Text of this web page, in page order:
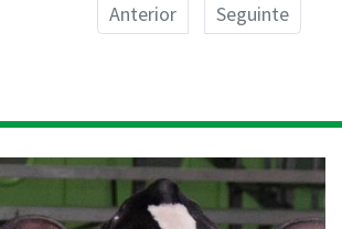
Anterior Seguinte